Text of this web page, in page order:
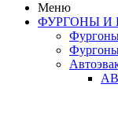
Меню
ФУРГОНЫ И